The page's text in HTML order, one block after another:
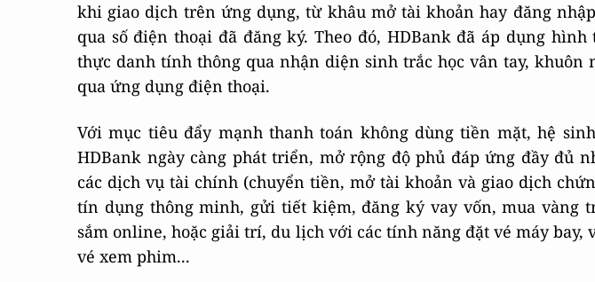
khi giao dịch trên ứng dụng, từ khâu mở tài khoản hay đăng
qua số điện thoại đã đăng ký. Theo đó, HDBank đã áp dụng
thực danh tính thông qua nhận diện sinh trắc học vân tay, khuôn
qua ứng dụng điện thoại.
Với mục tiêu đẩy mạnh thanh toán không dùng tiền mặt, hệ
HDBank ngày càng phát triển, mở rộng độ phủ đáp ứng đầy đủ
các dịch vụ tài chính (chuyển tiền, mở tài khoản và giao dịch
tín dụng thông minh, gửi tiết kiệm, đăng ký vay vốn, mua vàng
sắm online, hoặc giải trí, du lịch với các tính năng đặt vé máy bay,
vé xem phim...